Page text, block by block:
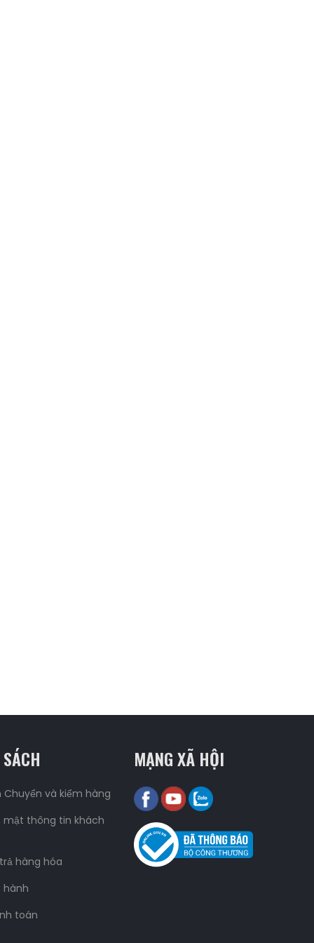
Chuyển và kiểm hàng
mật thông tin khách
hàng hóa
hành
toán
MẠNG XÃ HỘI